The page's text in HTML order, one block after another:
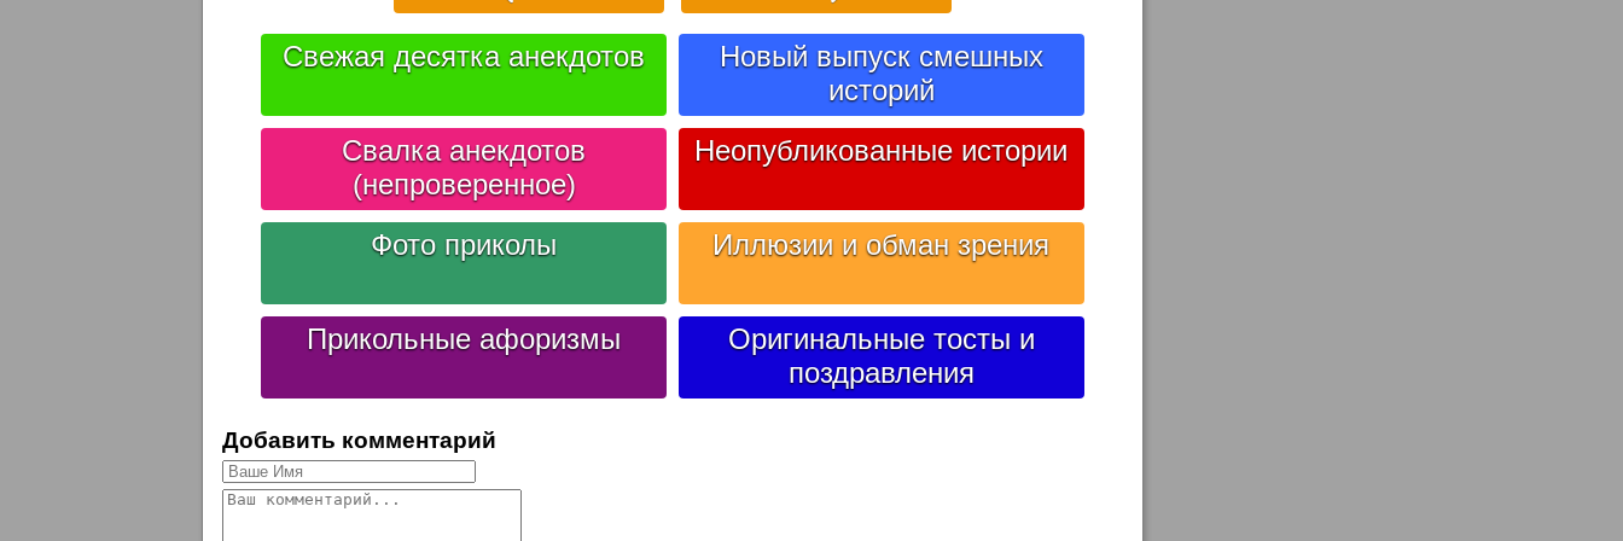
Свежая десятка анекдотов
Новый выпуск смешных
историй
Свалка анекдотов
(непроверенное)
Неопубликованные истории
Фото приколы Иллюзии и обман зрения
Прикольные афоризмы
Оригинальные тосты и
поздравления
Добавить комментарий